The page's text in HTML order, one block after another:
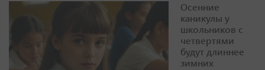
Осенние
каникулы у
школьников с
четвертями
будут длиннее
зимних